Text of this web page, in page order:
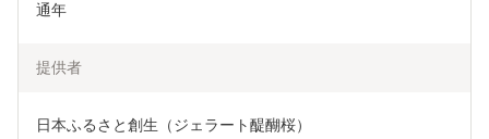
通年
提供者
日本ふるさと創生（ジェラート醍醐桜）